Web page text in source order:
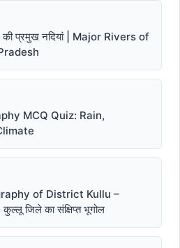
की प्रमुख नदियां | Major Rivers of
MCQ Quiz: Rain,
of District Kullu –
जिले का संक्षिप्त भूगोल